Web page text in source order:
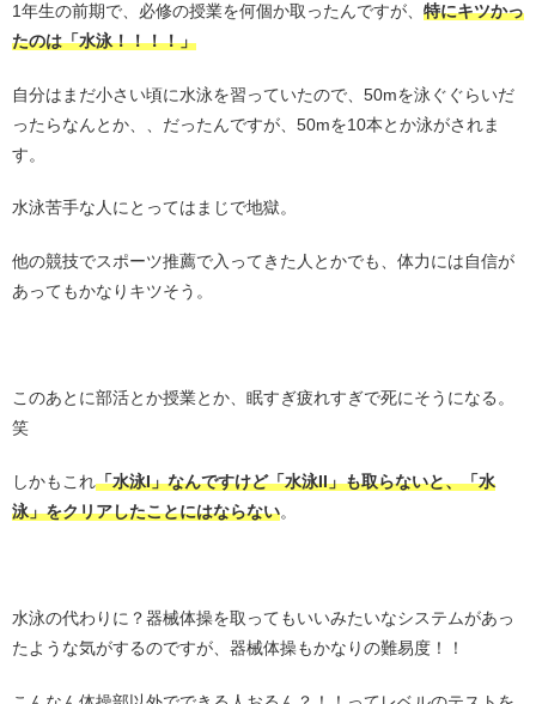
1年生の前期で、必修の授業を何個か取ったんですが、 特にキツかっ
たのは「水泳！！！！」
自分はまだ小さい頃に水泳を習っていたので、50mを泳ぐぐらいだ
ったらなんとか、、だったんですが、50mを10本とか泳がされま
す。
水泳苦手な人にとってはまじで地獄。
他の競技でスポーツ推薦で入ってきた人とかでも、体力には自信が
あってもかなりキツそう。
このあとに部活とか授業とか、眠すぎ疲れすぎで死にそうになる。
笑
しかもこれ「水泳I」なんですけど「水泳II」も取らないと、「水
泳」をクリアしたことにはならない。
水泳の代わりに？器械体操を取ってもいいみたいなシステムがあっ
たような気がするのですが、器械体操もかなりの難易度！！